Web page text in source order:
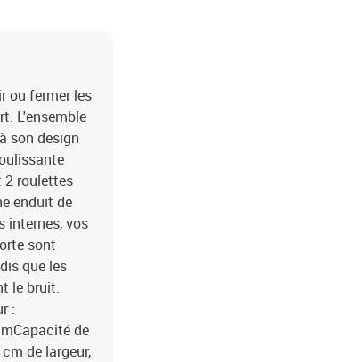
ou fermer les
L'ensemble
son design
2 roulettes
enduit de
internes, vos
sont
que les
le bruit.
:
de
de largeur,